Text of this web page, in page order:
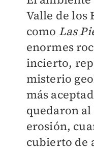
Valle de los
como Las
enormes
incierto,
misterio
más
quedaron
erosión,
cubierto de